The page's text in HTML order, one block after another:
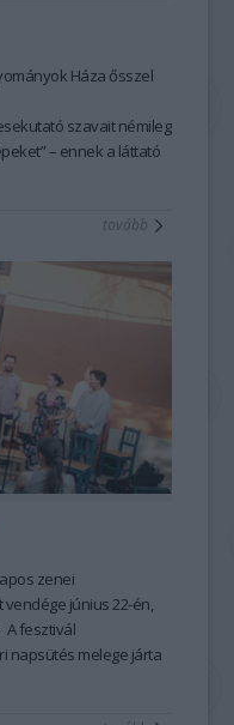
Háza ősszel
szavait némileg
– ennek a láttató
ad, hanem
segíti az
a meggyőző, hiteles
amelyek digitális
Ehhez nyújt
Hagyományok Háza
és
kínál elmélyült
tanulásáról és
tovább
zenei
vendége június 22-én,
A fesztivál
napsütés melege járta